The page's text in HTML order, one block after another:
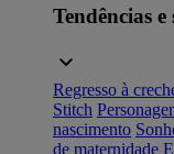
Tendências e
Regresso à
Stitch
nascimento
de maternidade